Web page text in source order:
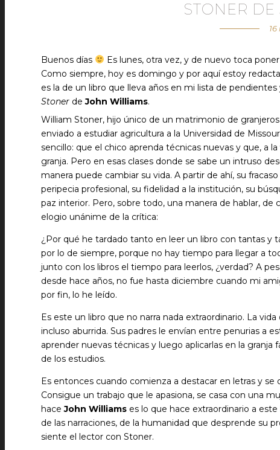
STONER
Buenos días
Es lunes, otra vez, y de nuevo toca
Como siempre, hoy es domingo y por aquí estoy
es la de un libro que lleva años en mi lista de
Stoner deJohn Williams.
William Stoner, hijo único de un matrimonio de
enviado a estudiar agricultura a la Universidad de
sencillo: que el chico aprenda técnicas nuevas y que, a
granja. Pero en esas clases donde se sabe un intruso
manera puede cambiar su vida. A partir de ahí, su
peripecia profesional, su fidelidad a la institución, su
paz interior. Pero, sobre todo, una manera de hablar, de
elogio unánime de la crítica:
¿Por qué he tardado tanto en leer un libro con tantas y
por lo de siempre, porque no hay tiempo para llegar a
junto con los libros el tiempo para leerlos, ¿verdad? A
desde hace años, no fue hasta diciembre cuando mi
por fin, lo he leído.
Es este un libro que no narra nada extraordinario. La
incluso aburrida. Sus padres le envían entre penurias a
aprender nuevas técnicas y luego aplicarlas en la
de los estudios.
Es entonces cuando comienza a destacar en letras y se
Consigue un trabajo que le apasiona, se casa con una
haceJohn Williams es lo que hace extraordinario a
de las narraciones, de la humanidad que desprende su
siente el lector con Stoner.